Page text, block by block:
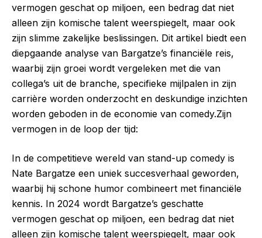
vermogen geschat op miljoen, een bedrag dat niet
alleen zijn komische talent weerspiegelt, maar ook
zijn slimme zakelijke beslissingen. Dit artikel biedt een
diepgaande analyse van Bargatze’s financiële reis,
waarbij zijn groei wordt vergeleken met die van
collega’s uit de branche, specifieke mijlpalen in zijn
carrière worden onderzocht en deskundige inzichten
worden geboden in de economie van comedy.Zijn
vermogen in de loop der tijd:
In de competitieve wereld van stand-up comedy is
Nate Bargatze een uniek succesverhaal geworden,
waarbij hij schone humor combineert met financiële
kennis. In 2024 wordt Bargatze’s geschatte
vermogen geschat op miljoen, een bedrag dat niet
alleen zijn komische talent weerspiegelt, maar ook